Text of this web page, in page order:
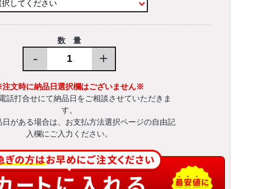
数 量
- +
文時に納品日選択欄はございません※
話打合せにて納品日をご相談させていただきま
す。
日がある場合は、お支払方法選択ページの自由記
入欄にご入力ください。